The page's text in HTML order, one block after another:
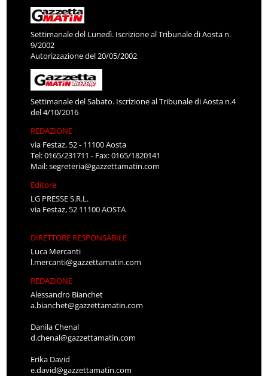
Settimanale del Lunedì. Iscrizione al Tribunale di Aosta n.
9/2002
Autorizzazione del 20/05/2002
Settimanale del Sabato. Iscrizione al Tribunale di Aosta n.4
del 4/10/2016
REDAZIONE
via Festaz, 52 - 11100 Aosta
Tel: 0165/231711 - Fax: 0165/1820141
Mail:segreteria@gazzettamatin.com
Editore
LG PRESSE S.R.L.
via Festaz, 52 11100 AOSTA
DIRETTORE RESPONSABILE
Luca Mercanti
l.mercanti@gazzettamatin.com
REDAZIONE
Alessandro Bianchet
a.bianchet@gazzettamatin.com
Danila Chenal
d.chenal@gazzettamatin.com
Erika David
e.david@gazzettamatin.com